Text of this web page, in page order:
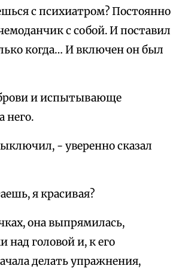
с психиатром? Постоянно
с собой. И поставил
когда… И включен он был
и испытывающе
него.
- уверенно сказал
я красивая?
она выпрямилась,
над головой и, к его
делать упражнения,